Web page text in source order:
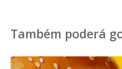
Também poderá